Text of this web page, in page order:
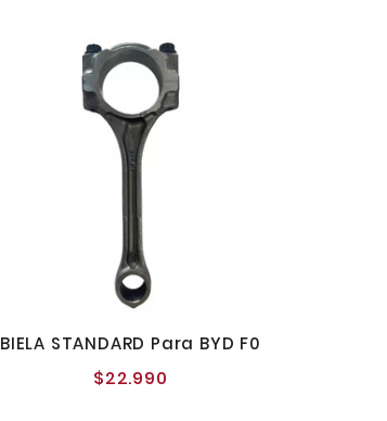
BIELA STANDARD Para BYD F0
$22.990